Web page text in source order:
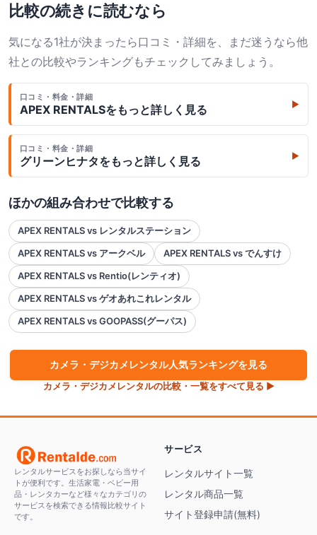
比較の続きに読むなら
気になる1社が決まったら口コミ・詳細を、まだ迷うなら他
社との比較やランキングもチェックしてみましょう。
口コミ・料金・詳細
APEX RENTALSをもっと詳しく見る ▶
口コミ・料金・詳細
グリーンヒナタをもっと詳しく見る ▶
ほかの組み合わせで比較する
APEX RENTALS vs レンタルステーション
APEX RENTALS vs アークベル
APEX RENTALS vs でんすけ
APEX RENTALS vs Rentio(レンティオ)
APEX RENTALS vs ゲオあれこれレンタル
APEX RENTALS vs GOOPASS(グーパス)
カメラ・デジカメ レンタル人気ランキングを見る
カメラ・デジカメ レンタルの比較・一覧をすべて見る ▶
レンタルサービスをお探しなら当サイ
トが便利です。生活家電・ベビー用
品・レンタカーなど様々なカテゴリの
サービスを検索できる情報比較サイト
です。
サービス
レンタルサイト一覧
レンタル商品一覧
サイト登録申請(無料)